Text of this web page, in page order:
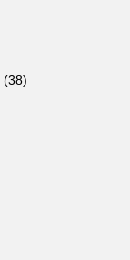
(38)